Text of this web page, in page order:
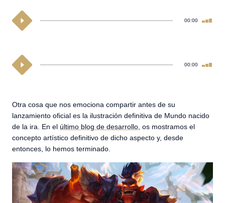
00:00
00:00
Otra cosa que nos emociona compartir antes de su
lanzamiento oficial es la ilustración definitiva de Mundo nacido
de la ira. En el último blog de desarrollo , os mostramos el
concepto artístico definitivo de dicho aspecto y, desde
entonces, lo hemos terminado.